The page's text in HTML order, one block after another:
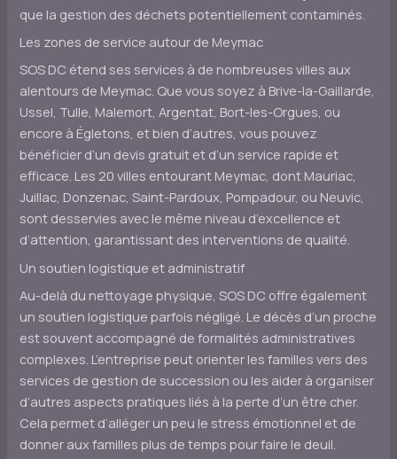
que la gestion des déchets potentiellement contaminés.
Les zones de service autour de Meymac
SOS DC étend ses services à de nombreuses villes aux
alentours de Meymac. Que vous soyez à Brive-la-Gaillarde,
Ussel, Tulle, Malemort, Argentat, Bort-les-Orgues, ou
encore à Égletons, et bien d’autres, vous pouvez
bénéficier d’un devis gratuit et d’un service rapide et
efficace. Les 20 villes entourant Meymac, dont Mauriac,
Juillac, Donzenac, Saint-Pardoux, Pompadour, ou Neuvic,
sont desservies avec le même niveau d’excellence et
d’attention, garantissant des interventions de qualité.
Un soutien logistique et administratif
Au-delà du nettoyage physique, SOS DC offre également
un soutien logistique parfois négligé. Le décès d’un proche
est souvent accompagné de formalités administratives
complexes. L’entreprise peut orienter les familles vers des
services de gestion de succession ou les aider à organiser
d’autres aspects pratiques liés à la perte d’un être cher.
Cela permet d’alléger un peu le stress émotionnel et de
donner aux familles plus de temps pour faire le deuil.